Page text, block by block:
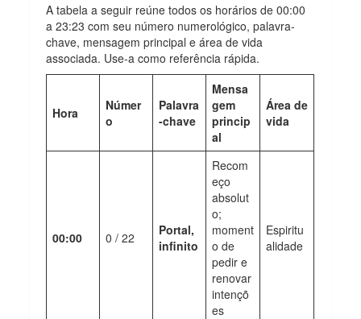
A tabela a seguir reúne todos os horários de 00:00
a 23:23 com seu número numerológico, palavra-
chave, mensagem principal e área de vida
associada. Use-a como referência rápida.
Hora
Númer
o
Palavra
-chave
Mensa
gem
princip
al
Área de
vida
00:00 0 / 22
Portal,
infinito
Recom
eço
absolut
o;
moment
o de
pedir e
renovar
intençõ
es
Espiritu
alidade